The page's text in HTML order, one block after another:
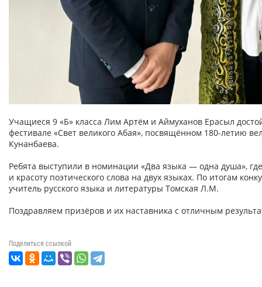
Учащиеся 9 «Б» класса Лим Артём и Аймуханов Ерасыл
фестивале «Свет великого Абая», посвящённом 180-летию
Кунанбаева.
Ребята выступили в номинации «Два языка — одна душа»,
и красоту поэтического слова на двух языках. По итогам
учитель русского языка и литературы Томская Л.М.
Поздравляем призёров и их наставника с отличным
Поделиться ссылкой